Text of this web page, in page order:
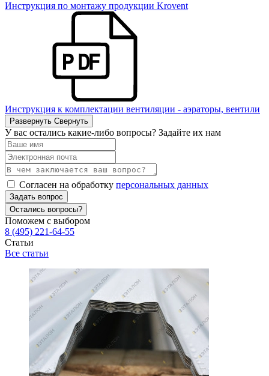
Инструкция по монтажу продукции Krovent
Инструкция к комплектации вентиляции - аэраторы, вентили
Развернуть Свернуть
У вас остались какие-либо вопросы? Задайте их нам
Согласен на обработку персональных данных
Задать вопрос
Остались вопросы?
Поможем с выбором
8 (495) 221-64-55
Статьи
Все статьи